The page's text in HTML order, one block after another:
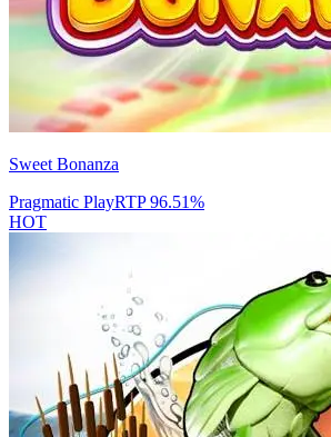
Sweet Bonanza
Pragmatic PlayRTP96.51%
HOT